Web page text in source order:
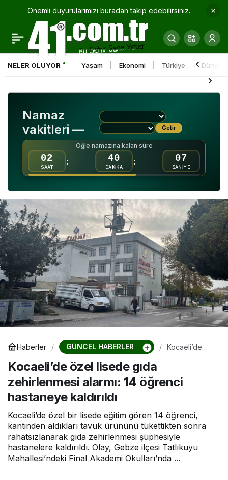
Önemli duyurularımızı buradan takip edebilirsiniz.
NELER OLUYOR Yaşam Ekonomi Türkiye Dünya
Namaz
vakitleri —
Getir
Öğle namazına kalan süre
02
SAAT
: 40
DAKİKA
: 05
SANİYE
Haberler GÜNCEL HABERLER
Kocaeli’de
alarmı: 14
Kocaeli’de özel lisede gıda
zehirlenmesi alarmı: 14 öğrenci
hastaneye kaldırıldı
Kocaeli’de özel bir lisede eğitim gören 14 öğrenci,
kantinden aldıkları tavuk ürününü tükettikten sonra
rahatsızlanarak gıda zehirlenmesi şüphesiyle
hastanelere kaldırıldı. Olay, Gebze ilçesi Tatlıkuyu
Mahallesi’ndeki Final Akademi Okulları’nda ...
Panelvan ile çarpışan
motosikletli yaralandı
0 Paylaş